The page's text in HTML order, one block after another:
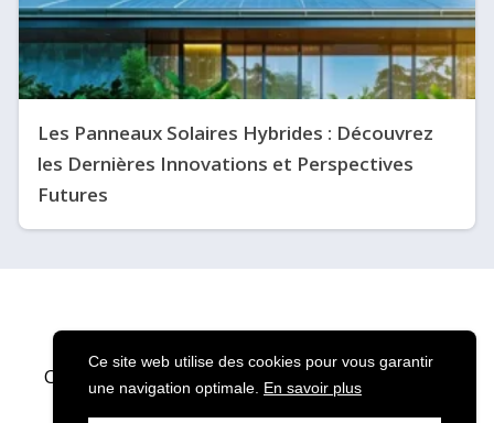
Les Panneaux Solaires Hybrides : Découvrez
les Dernières Innovations et Perspectives
Futures
Copyright © 2024 Solaire Services · Tous droits
Ce site web utilise des cookies pour vous garantir
une navigation optimale. En savoir plus